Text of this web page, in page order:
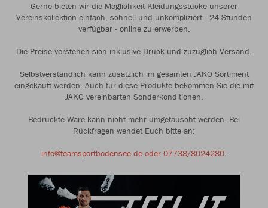
Gerne bieten wir die Möglichkeit Kleidungsstücke unserer
Vereinskollektion einfach, schnell und unkompliziert - 24 Stunden
verfügbar - online zu erwerben.
Die Preise verstehen sich inklusive Druck und zuzüglich Versand.
Selbstverständlich kann zusätzlich im gesamten JAKO Sortiment
eingekauft werden. Auch für diese Produkte bekommen Sie die mit
JAKO vereinbarten Sonderkonditionen.
Bedruckte Ware kann nicht mehr umgetauscht werden. Bei
Rückfragen wendet Euch bitte an:
info@teamsportbodensee.de oder 07738/8024280.